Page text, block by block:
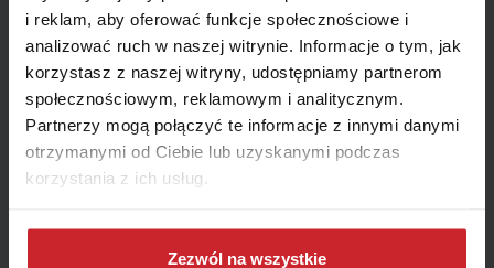
i reklam, aby oferować funkcje społecznościowe i
analizować ruch w naszej witrynie. Informacje o tym, jak
korzystasz z naszej witryny, udostępniamy partnerom
społecznościowym, reklamowym i analitycznym.
Partnerzy mogą połączyć te informacje z innymi danymi
otrzymanymi od Ciebie lub uzyskanymi podczas
korzystania z ich usług.
Dowiedz się więcej na temat tego, kim jesteśmy, jak
można się z nami skontaktować i w jaki sposób
Zezwól na wszystkie
Telefon E-mail
Telefon